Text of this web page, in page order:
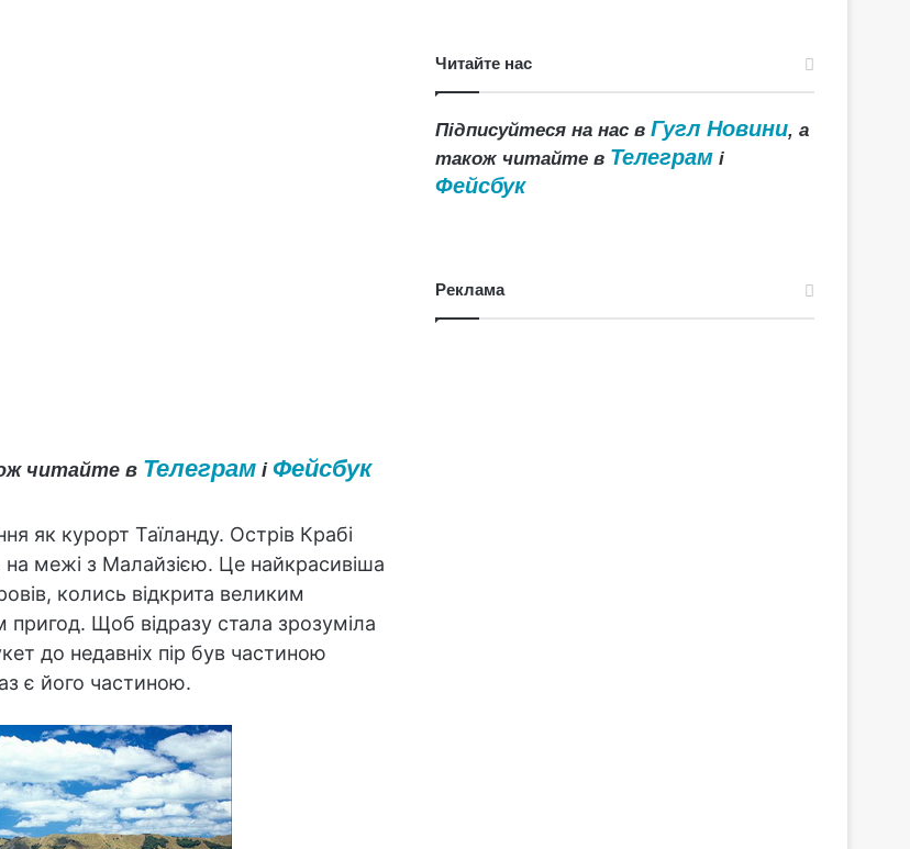
читайте в Телеграмі Фейсбук
як курорт Таїланду. Острів Крабі
межі з Малайзією. Це найкрасивіша
колись відкрита великим
Щоб відразу стала зрозуміла
до недавніх пір був частиною
є його частиною.
Читайте нас
Підписуйтеся на нас вГугл Новини, а
також читайте в Телеграм і
Фейсбук
Реклама